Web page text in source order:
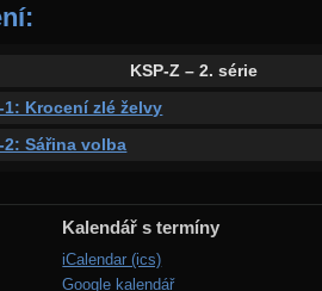
KSP-Z – 2. série
1: Krocení zlé želvy
2: Sářina volba
Kalendář s termíny
iCalendar (ics)
Google kalendář